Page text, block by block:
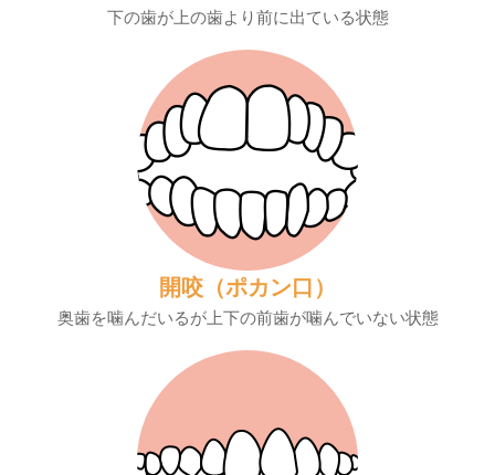
下の歯が上の歯より前に出ている状態
開咬（ポカン口）
奥歯を噛んだいるが上下の前歯が噛んでいない状態